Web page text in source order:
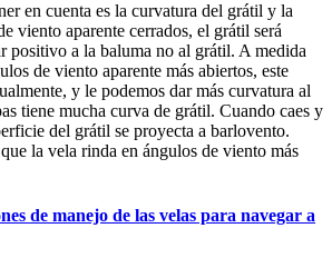
en cuenta es la curvatura del grátil y la
viento aparente cerrados, el grátil será
positivo a la baluma no al grátil. A medida
de viento aparente más abiertos, este
y le podemos dar más curvatura al
tiene mucha curva de grátil. Cuando caes y
del grátil se proyecta a barlovento.
la vela rinda en ángulos de viento más
de manejo de las velas para navegar a